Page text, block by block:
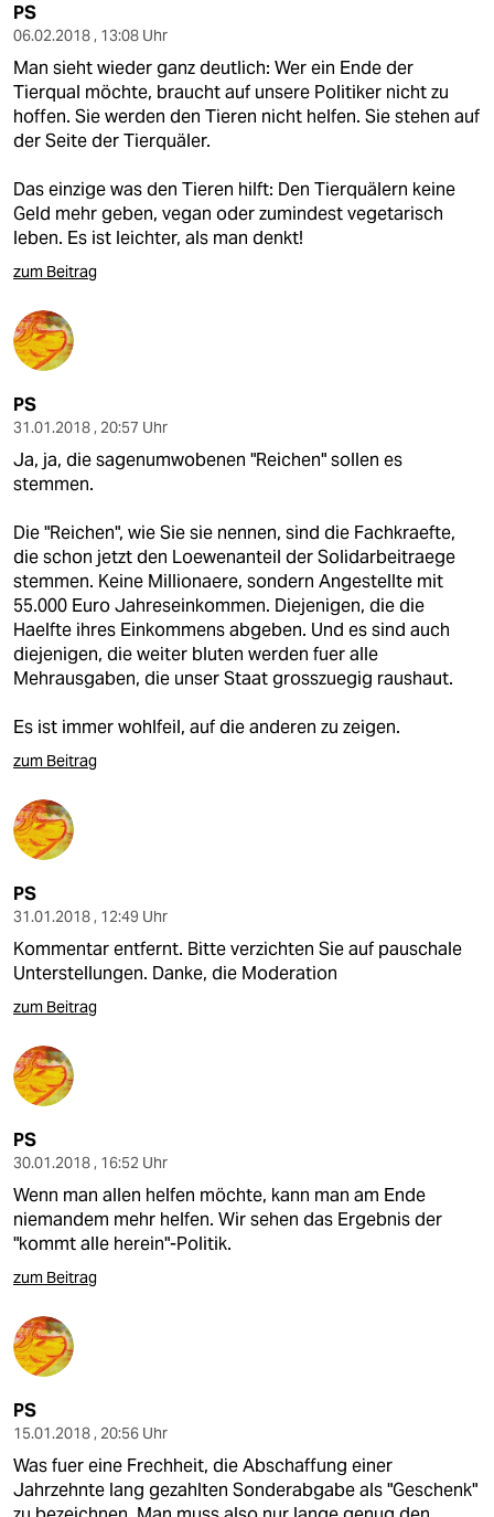
PS
06.02.2018 , 13:08 Uhr
Man sieht wieder ganz deutlich: Wer ein Ende der
Tierqual möchte, braucht auf unsere Politiker nicht zu
hoffen. Sie werden den Tieren nicht helfen. Sie stehen auf
der Seite der Tierquäler.
Das einzige was den Tieren hilft: Den Tierquälern keine
Geld mehr geben, vegan oder zumindest vegetarisch
leben. Es ist leichter, als man denkt!
zum Beitrag
PS
31.01.2018 , 20:57 Uhr
Ja, ja, die sagenumwobenen "Reichen" sollen es
stemmen.
Die "Reichen", wie Sie sie nennen, sind die Fachkraefte,
die schon jetzt den Loewenanteil der Solidarbeitraege
stemmen. Keine Millionaere, sondern Angestellte mit
55.000 Euro Jahreseinkommen. Diejenigen, die die
Haelfte ihres Einkommens abgeben. Und es sind auch
diejenigen, die weiter bluten werden fuer alle
Mehrausgaben, die unser Staat grosszuegig raushaut.
Es ist immer wohlfeil, auf die anderen zu zeigen.
zum Beitrag
PS
31.01.2018 , 12:49 Uhr
Kommentar entfernt. Bitte verzichten Sie auf pauschale
Unterstellungen. Danke, die Moderation
zum Beitrag
PS
30.01.2018 , 16:52 Uhr
Wenn man allen helfen möchte, kann man am Ende
niemandem mehr helfen. Wir sehen das Ergebnis der
"kommt alle herein"-Politik.
zum Beitrag
PS
15.01.2018 , 20:56 Uhr
Was fuer eine Frechheit, die Abschaffung einer
Jahrzehnte lang gezahlten Sonderabgabe als "Geschenk"